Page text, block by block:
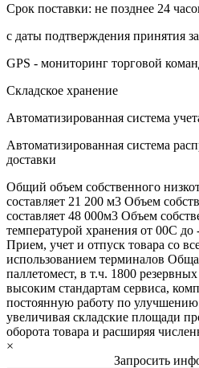
Срок поставки: не позднее 24
с даты подтверждения принятия
GPS - мониторинг торговой
Складское хранение
Автоматизированная система
Автоматизированная система
доставки
Общий объем собственного
составляет 21 200 м3 Объем
составляет 48 000м3 Объем
температурой хранения от 00С до
Прием, учет и отпуск товара со
использованием терминалов
паллетомест, в т.ч. 1800
высоким стандартам сервиса,
постоянную работу по
увеличивая складские площади
оборота товара и расширяя
×
Запросить